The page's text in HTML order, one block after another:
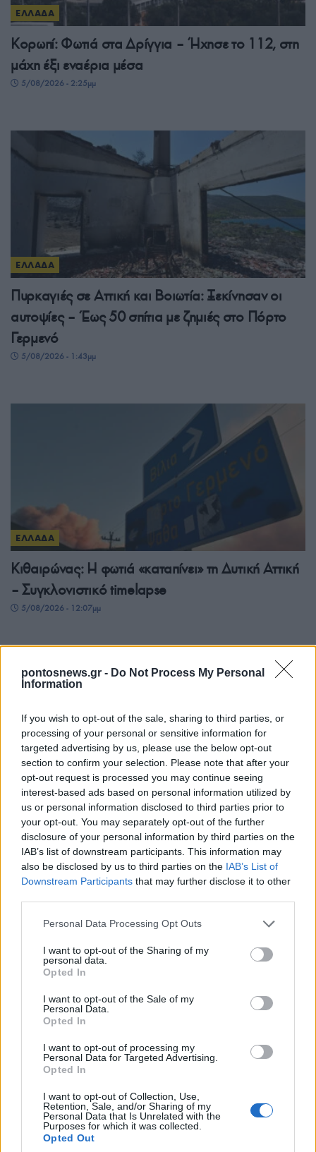
pontosnews.gr - Do Not Process My Personal
Information
If you wish to opt-out of the sale, sharing to third parties, or
processing of your personal or sensitive information for
targeted advertising by us, please use the below opt-out
section to confirm your selection. Please note that after your
opt-out request is processed you may continue seeing
interest-based ads based on personal information utilized by
us or personal information disclosed to third parties prior to
your opt-out. You may separately opt-out of the further
disclosure of your personal information by third parties on the
IAB’s list of downstream participants. This information may
also be disclosed by us to third parties on the IAB’s List of
Downstream Participants that may further disclose it to other
Please note that this website/app uses one or more Google
not limited to your visit or usage behaviour. You may click to
grant or deny consent to Google and its third-party tags to
use your data for below specified purposes in below Google
consent section.
Personal Data Processing Opt Outs
I want to opt-out of the Sharing of my
personal data.
Opted In
I want to opt-out of the Sale of my
Personal Data.
Opted In
I want to opt-out of processing my
Personal Data for Targeted Advertising.
Opted In
I want to opt-out of Collection, Use,
Retention, Sale, and/or Sharing of my
Personal Data that Is Unrelated with the
Purposes for which it was collected.
Opted Out
ΕΛΛΑΔΑ
Κορωπί: Φωτιά στα Δρίγγια – Ήχησε το 112, στη
μάχη έξι εναέρια μέσα
5/08/2026 - 2:25μμ
ΕΛΛΑΔΑ
Πυρκαγιές σε Αττική και Βοιωτία: Ξεκίνησαν οι
αυτοψίες – Έως 50 σπίτια με ζημιές στο Πόρτο
Γερμενό
5/08/2026 - 1:43μμ
ΕΛΛΑΔΑ
Κιθαιρώνας: Η φωτιά «καταπίνει» τη Δυτική Αττική
– Συγκλονιστικό timelapse
5/08/2026 - 12:07μμ
ΕΛΛΑΔΑ
Τουρισμός για Όλους 2026-2027: Ανοίγουν οι
αιτήσεις – Ποια ΑΦΜ υποβάλλουν σήμερα
ΕΛΛΑΔΑ
Άντριου Χάτσινσον: Ο Βρετανός πιλότος που
κατάφερε να διασωθεί, δευτερόλεπτα πριν
συντριβεί το ελικόπτερο στην Ψάθα
5/08/2026 - 9:21πμ